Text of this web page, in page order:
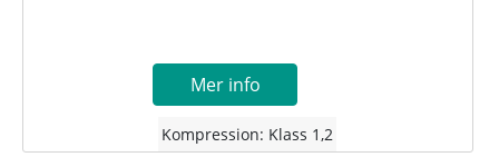
Mer info
Kompression: Klass 1,2